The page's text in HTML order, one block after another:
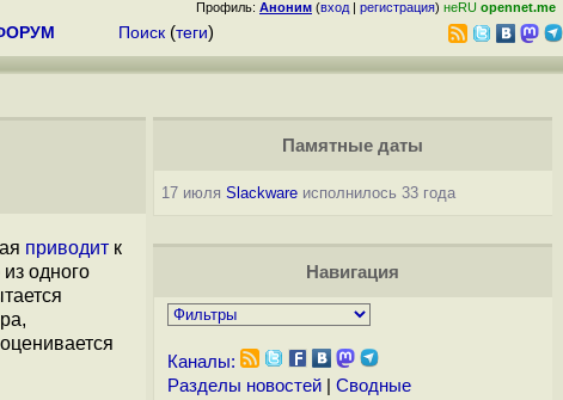
Профиль: Аноним (вход | регистрация) неRU opennet.me
Поиск (теги)
приводит к
одного
Памятные даты
17 июля Slackwareисполнилось 33 года
Навигация
Каналы:
Разделы новостей| Сводные